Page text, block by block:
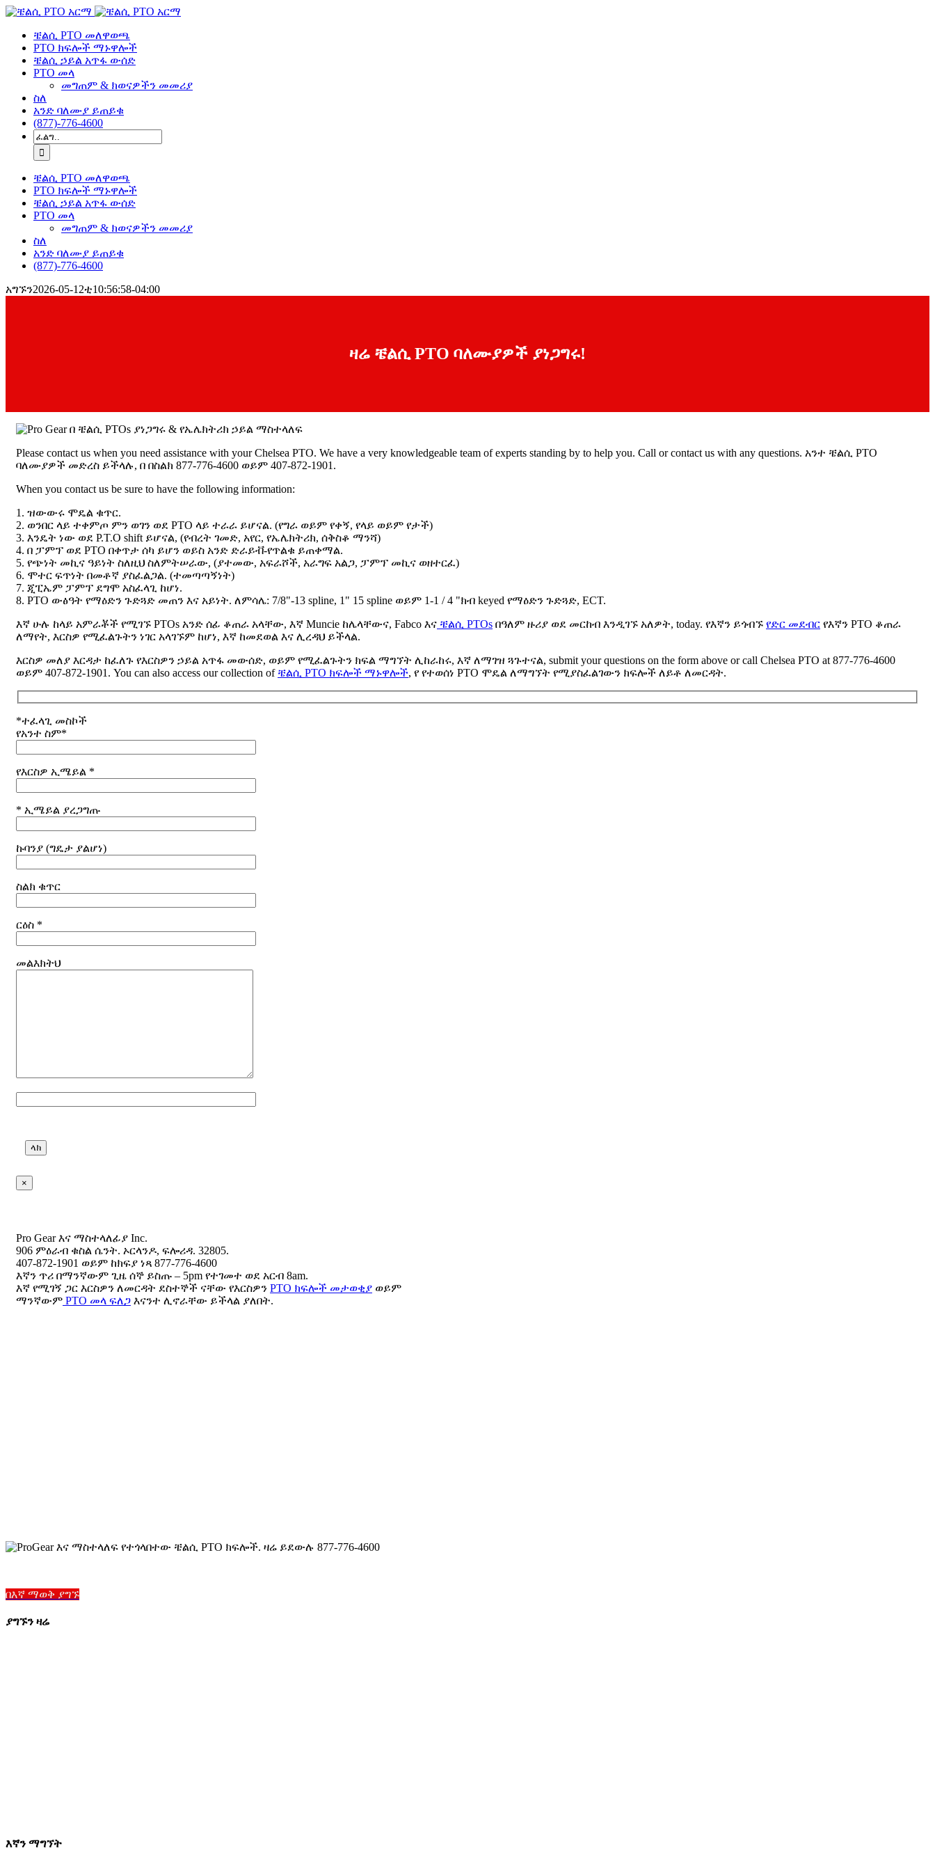
ወደ
ዘልለው
ይሂዱ
ቼልሲ PTO መለዋወጫ
PTO ክፍሎች ማኑዋሎች
ቼልሲ ኃይል አጥፋ ውሰድ
PTO መላ
መግጠም & ክወናዎችን መመሪያ
ስለ
አንድ ባለሙያ ይጠይቁ
(877)-776-4600
ምፈልገው:
ቼልሲ PTO መለዋወጫ
PTO ክፍሎች ማኑዋሎች
ቼልሲ ኃይል አጥፋ ውሰድ
PTO መላ
መግጠም & ክወናዎችን መመሪያ
ስለ
አንድ ባለሙያ ይጠይቁ
(877)-776-4600
አግኙን2026-05-12ቲ10:56:58-04:00
ዛሬ ቼልሲ PTO ባለሙያዎች ያነጋግሩ!
Please contact us when you need assistance with your Chelsea PTO. We have a very knowledgeable team of experts standing by to help you. Call or contact us with any questions. አንተ ቼልሲ PTO
ባለሙያዎች መድረስ ይችላሉ, በ በስልክ 877-776-4600 ወይም 407-872-1901.
When you contact us be sure to have the following information:
1. ዝውውሩ ሞዴል ቁጥር.
2. ወንበር ላይ ተቀምጦ ምን ወገን ወደ PTO ላይ ተራራ ይሆናል. (የግራ ወይም የቀኝ, የላይ ወይም የታች)
3. እንዴት ነው ወደ P.T.O shift ይሆናል, (የብረት ገመድ, አየር, የኤሌክትሪክ, ሰቅስቆ ማንሻ)
4. በ ፓምፕ ወደ PTO በቀጥታ ሰካ ይሆን ወይስ አንድ ድራይቭ-የጥልቁ ይጠቀማል.
5. የጭነት መኪና ዓይነት ስለዚህ ስለምትሠራው, (ያተመው, አፍራሾች, አራግፍ አልጋ, ፓምፕ መኪና ወዘተርፈ)
6. ሞተር ፍጥነት በመቶኛ ያስፈልጋል. (ተመጣጣኝነት)
7. ጂፒኤም ፓምፕ ደግሞ አስፈላጊ ከሆነ.
8. PTO ውፅዓት የማዕድን ጉድጓድ መጠን እና አይነት. ለምሳሌ: 7/8"-13 spline, 1" 15 spline ወይም 1-1 / 4 "ክብ keyed የማዕድን ጉድጓድ, ECT.
እኛ ሁሉ ከላይ አምራቾች የሚገኙ PTOs አንድ ሰፊ ቆጠራ አላቸው, እኛ Muncie ከሌላቸውና, Fabco እና ቼልሲ PTOs በዓለም ዙሪያ ወደ መርከብ እንዲገኙ አለዎት, today. የእኛን ይጎብኙ የድር መደብር የእኛን PTO ቆጠራ
ለማየት, እርስዎ የሚፈልጉትን ነገር አላገኙም ከሆነ, እኛ ከመደወል እና ሊረዳህ ይችላል.
እርስዎ መለያ እርዳታ ከፈለጉ የእርስዎን ኃይል አጥፋ መውሰድ, ወይም የሚፈልጉትን ክፍል ማግኘት ሊከራከሩ, እኛ ለማገዝ ጓጉተናል, submit your questions on the form above or call Chelsea PTO at 877-776-4600
ወይም 407-872-1901. You can also access our collection of ቼልሲ PTO ክፍሎች ማኑዋሎች, የ የተወሰነ PTO ሞዴል ለማግኘት የሚያስፈልገውን ክፍሎች ለይቶ ለመርዳት.
*ተፈላጊ መስኮች
የአንተ ስም*
የእርስዎ ኢሜይል *
* ኢሜይል ያረጋግጡ
ኩባንያ (ግዴታ ያልሆነ)
ስልክ ቁጥር
ርዕስ *
መልእክትህ
×
Pro Gear እና ማስተላለፊያ Inc.
906 ምዕራብ ቁስል ሴንት. ኦርላንዶ, ፍሎሪዳ. 32805.
407-872-1901 ወይም ከክፍያ ነጻ 877-776-4600
እኛን ጥሪ በማንኛውም ጊዜ ሰኞ ይስጡ – 5pm የተገመተ ወደ አርብ 8am.
እኛ የሚገኝ ጋር እርስዎን ለመርዳት ደስተኞች ናቸው የእርስዎን PTO ክፍሎች መታወቂያ ወይም
ማንኛውም PTO መላ ፍለጋ እናንተ ሊኖራቸው ይችላል ያለበት.
በእኛ ማወቅ ያግኙ
ያግኙን ዛሬ
እኛን ማግኘት